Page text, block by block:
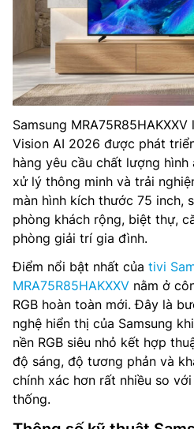
Samsung
Vision AI 2026 được phát
hàng yêu cầu chất lượng hình
xử lý thông minh và trải
màn hình kích thước 75 inch,
phòng khách rộng, biệt thự,
phòng giải trí gia đình.
Điểm nổi bật nhất của tivi
MRA75R85HAKXXV nằm ở
RGB hoàn toàn mới. Đây là
nghệ hiển thị của Samsung
nền RGB siêu nhỏ kết hợp
độ sáng, độ tương phản và
chính xác hơn rất nhiều so
thống.